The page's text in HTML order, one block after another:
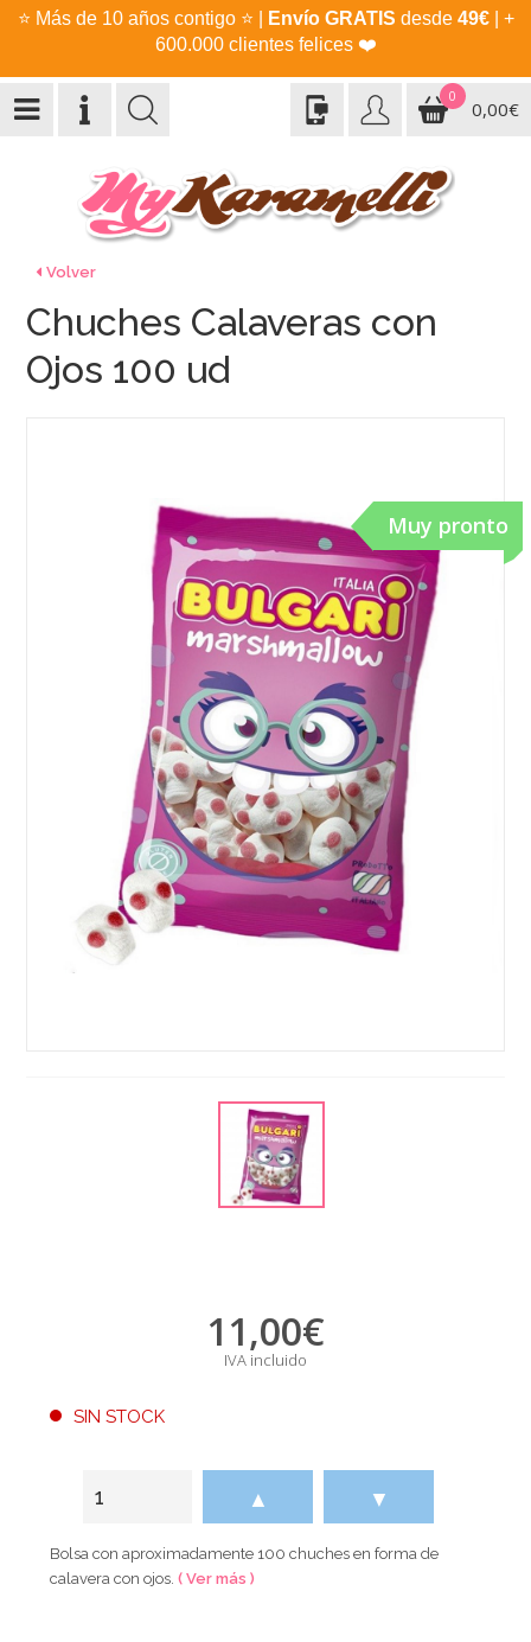
⭐ Más de 10 años contigo ⭐ Envío GRATIS desde 49€| +
600.000 clientes felices ❤️
0
0,00€
Volver
Muy pronto
Chuches Calaveras con
Ojos 100 ud
11,00€
IVA incluido
SIN STOCK
▲ ▼
Bolsa con aproximadamente 100 chuches en forma de
calavera con ojos.( Ver más )